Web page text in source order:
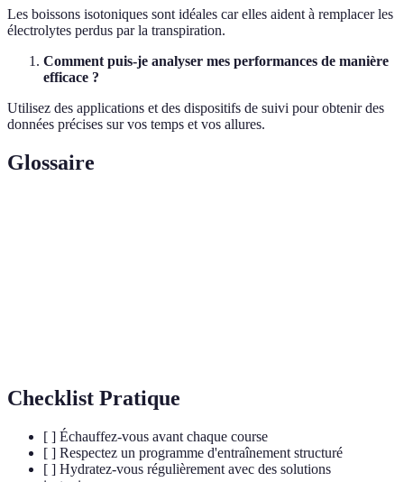
Les boissons isotoniques sont idéales car elles aident à remplacer les
électrolytes perdus par la transpiration.
Comment puis-je analyser mes performances de manière
efficace ?
Utilisez des applications et des dispositifs de suivi pour obtenir des
données précises sur vos temps et vos allures.
Glossaire
Checklist Pratique
[ ] Échauffez-vous avant chaque course
[ ] Respectez un programme d'entraînement structuré
[ ] Hydratez-vous régulièrement avec des solutions